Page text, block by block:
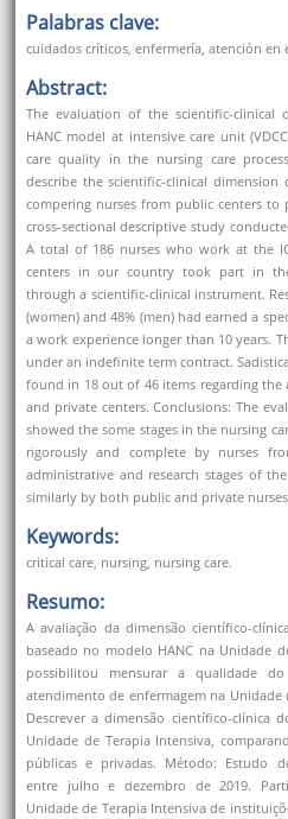
Palabras clave:
cuidados críticos, enfermería, atención en
Abstract:
The evaluation of the scientific-clinical
HANC model at intensive care unit
care quality in the nursing care
describe the scientific-clinical
compering nurses from public centers to
cross-sectional descriptive study
A total of 186 nurses who work at the
centers in our country took part in
through a scientific-clinical instrument.
(women) and 48% (men) had earned a
a work experience longer than 10 years.
under an indefinite term contract.
found in 18 out of 46 items regarding the
and private centers. Conclusions: The
showed the some stages in the nursing
rigorously and complete by nurses
administrative and research stages of
similarly by both public and private
Keywords:
critical care, nursing, nursing care.
Resumo:
A avaliação da dimensão científico-
baseado no modelo HANC na Unidade
possibilitou mensurar a qualidade
atendimento de enfermagem na Unidade
Descrever a dimensão científico-clínica
Unidade de Terapia Intensiva,
públicas e privadas. Método: Estudo
entre julho e dezembro de 2019.
Unidade de Terapia Intensiva de